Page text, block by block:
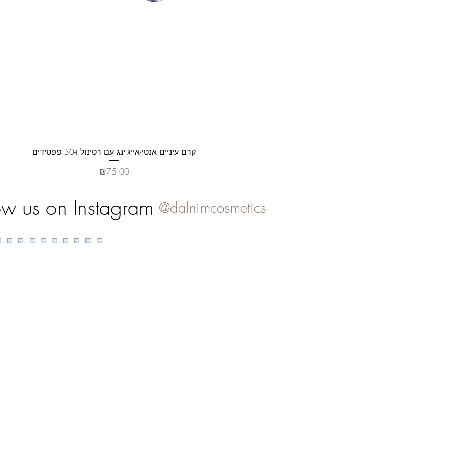
제품보기
קרם עיניים אנטי-אייג'ינג עם רטינול ו-50 פפטידים
가격
₪75.00
us on Instagram @dalnimcosmetics